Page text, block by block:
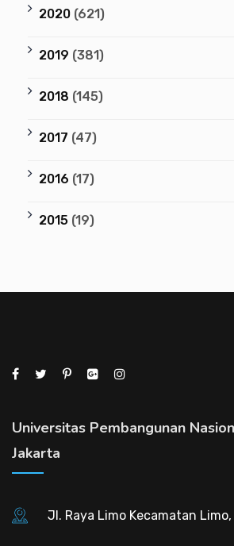
2020 (621)
2019 (381)
2018 (145)
2017 (47)
2016 (17)
2015 (19)
Universitas Pembangunan
Jakarta
Jl. Raya Limo Kecamatan Limo,